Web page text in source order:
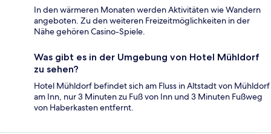
In den wärmeren Monaten werden Aktivitäten wie Wandern
angeboten. Zu den weiteren Freizeitmöglichkeiten in der
Nähe gehören Casino-Spiele.
Was gibt es in der Umgebung von Hotel Mühldorf
zu sehen?
Hotel Mühldorf befindet sich am Fluss in Altstadt von Mühldorf
am Inn, nur 3 Minuten zu Fuß von Inn und 3 Minuten Fußweg
von Haberkasten entfernt.